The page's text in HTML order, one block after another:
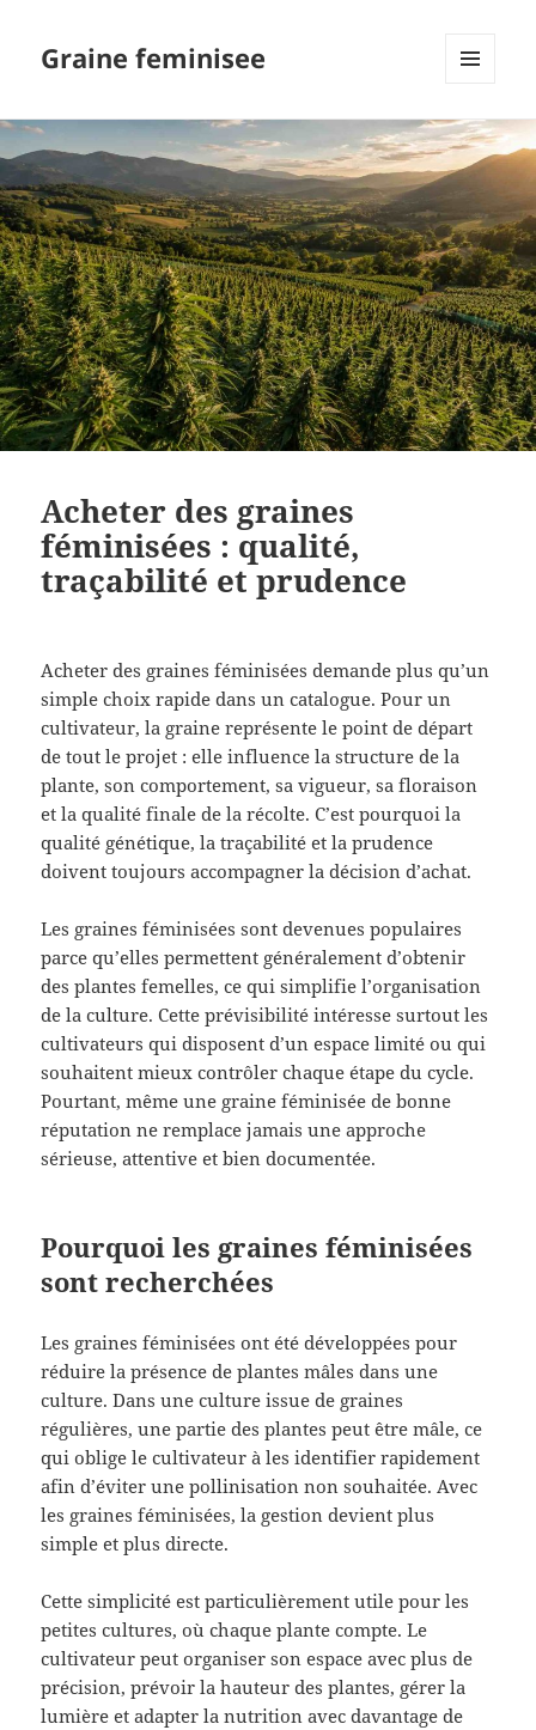
Graine feminisee
WIDGETS
Acheter des graines
féminisées : qualité,
traçabilité et prudence
Acheter des graines féminisées demande plus qu’un
simple choix rapide dans un catalogue. Pour un
cultivateur, la graine représente le point de départ
de tout le projet : elle influence la structure de la
plante, son comportement, sa vigueur, sa floraison
et la qualité finale de la récolte. C’est pourquoi la
qualité génétique, la traçabilité et la prudence
doivent toujours accompagner la décision d’achat.
Les graines féminisées sont devenues populaires
parce qu’elles permettent généralement d’obtenir
des plantes femelles, ce qui simplifie l’organisation
de la culture. Cette prévisibilité intéresse surtout les
cultivateurs qui disposent d’un espace limité ou qui
souhaitent mieux contrôler chaque étape du cycle.
Pourtant, même une graine féminisée de bonne
réputation ne remplace jamais une approche
sérieuse, attentive et bien documentée.
Pourquoi les graines féminisées
sont recherchées
Les graines féminisées ont été développées pour
réduire la présence de plantes mâles dans une
culture. Dans une culture issue de graines
régulières, une partie des plantes peut être mâle, ce
qui oblige le cultivateur à les identifier rapidement
afin d’éviter une pollinisation non souhaitée. Avec
les graines féminisées, la gestion devient plus
simple et plus directe.
Cette simplicité est particulièrement utile pour les
petites cultures, où chaque plante compte. Le
cultivateur peut organiser son espace avec plus de
précision, prévoir la hauteur des plantes, gérer la
lumière et adapter la nutrition avec davantage de